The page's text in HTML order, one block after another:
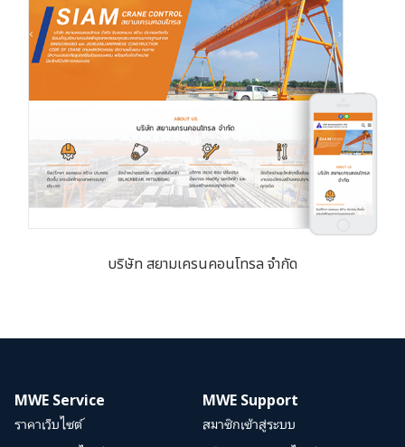
บริษัท สยามเครนคอนโทรล จำกัด
MWE Service
ราคาเว็บไซต์
MWE Support
สมาชิกเข้าสู่ระบบ